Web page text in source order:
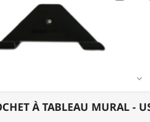
À TABLEAU MURAL -
